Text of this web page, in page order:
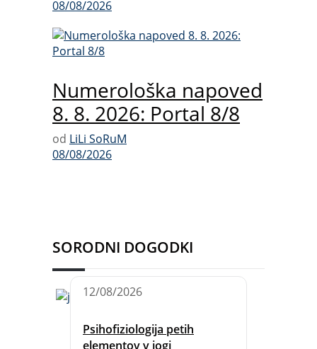
08/08/2026
Numerološka napoved
8. 8. 2026: Portal 8/8
od LiLi SoRuM
08/08/2026
SORODNI DOGODKI
12/08/2026
Psihofiziologija petih
elementov v jogi